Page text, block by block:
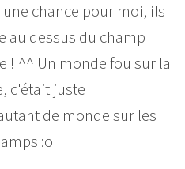
chance pour moi, ils
au dessus du champ
! ^^ Un monde fou sur la
c'était juste
de monde sur les
:o